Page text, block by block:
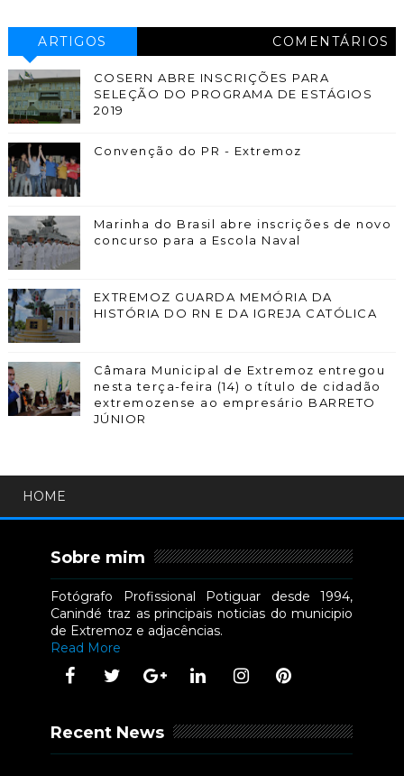
ARTIGOS COMENTÁRIOS
COSERN ABRE INSCRIÇÕES PARA
SELEÇÃO DO PROGRAMA DE ESTÁGIOS
2019
Convenção do PR - Extremoz
Marinha do Brasil abre inscrições de novo
concurso para a Escola Naval
EXTREMOZ GUARDA MEMÓRIA DA
HISTÓRIA DO RN E DA IGREJA CATÓLICA
Câmara Municipal de Extremoz entregou
nesta terça-feira (14) o título de cidadão
extremozense ao empresário BARRETO
JÚNIOR
HOME
Sobre mim
Fotógrafo Profissional Potiguar desde 1994,
Canindé traz as principais noticias do municipio
de Extremoz e adjacências.
Read More
Recent News